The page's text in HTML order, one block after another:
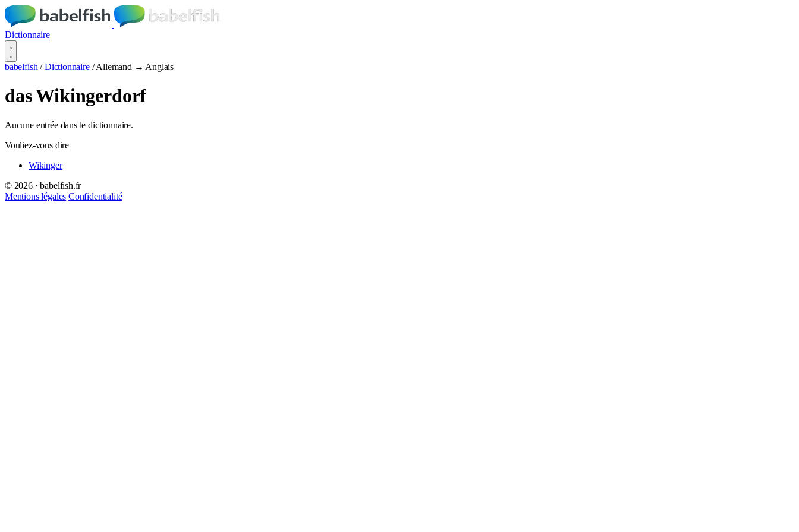
Dictionnaire
babelfish / Dictionnaire / Allemand → Anglais
das Wikingerdorf
Aucune entrée dans le dictionnaire.
Vouliez-vous dire
Wikinger
© 2026 · babelfish.fr
Mentions légales Confidentialité